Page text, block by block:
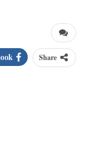
Share